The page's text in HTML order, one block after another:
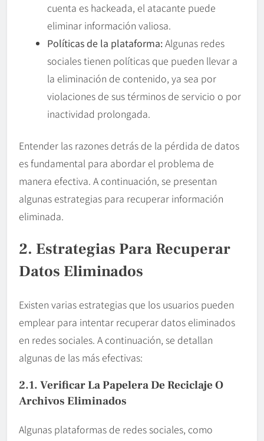
cuenta es hackeada, el atacante puede
eliminar información valiosa.
Políticas de la plataforma:Algunas redes
sociales tienen políticas que pueden llevar a
la eliminación de contenido, ya sea por
violaciones de sus términos de servicio o por
inactividad prolongada.
Entender las razones detrás de la pérdida de datos
es fundamental para abordar el problema de
manera efectiva. A continuación, se presentan
algunas estrategias para recuperar información
eliminada.
2. Estrategias Para Recuperar
Datos Eliminados
Existen varias estrategias que los usuarios pueden
emplear para intentar recuperar datos eliminados
en redes sociales. A continuación, se detallan
algunas de las más efectivas:
2.1. Verificar La Papelera De Reciclaje O
Archivos Eliminados
Algunas plataformas de redes sociales, como